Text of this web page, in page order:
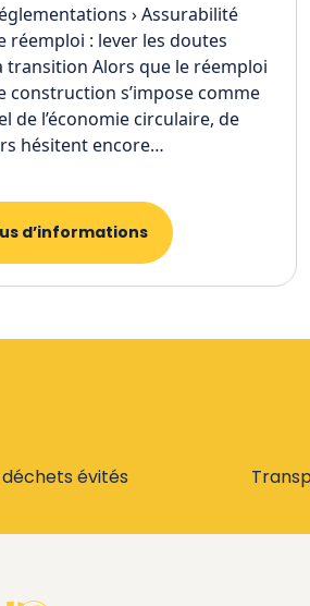
› Assurabilité
réemploi : lever les doutes
transition Alors que le réemploi
construction s’impose comme
de l’économie circulaire, de
hésitent encore…
d’informations
évités